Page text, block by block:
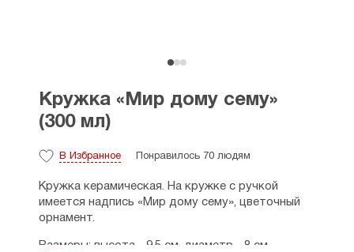
Кружка «Мир дому сему»
(300 мл)
В Избранное Понравилось 70 людям
Кружка керамическая. На кружке с ручкой
имеется надпись «Мир дому сему», цветочный
орнамент.
Размеры: высота - 9,5 см, диаметр - 8 см.